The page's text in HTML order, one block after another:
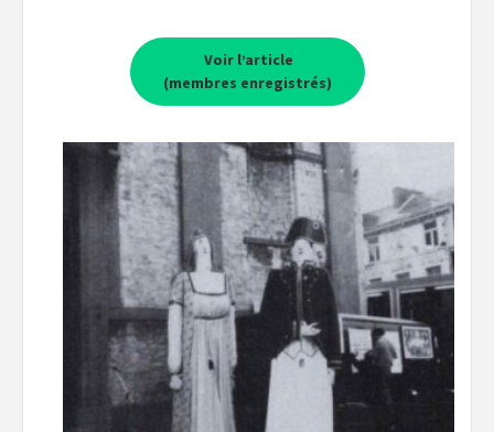
Voir l’article
(membres enregistrés)